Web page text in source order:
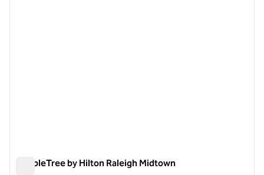
DoubleTree by Hilton Raleigh Midtown